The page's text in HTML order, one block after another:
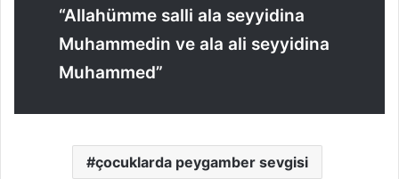
“Allahümme salli ala seyyidina
Muhammedin ve ala ali seyyidina
Muhammed”
çocuklarda peygamber sevgisi